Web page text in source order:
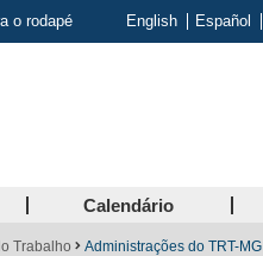
o rodapé English Español
Calendário
Trabalho Administrações do TRT-MG